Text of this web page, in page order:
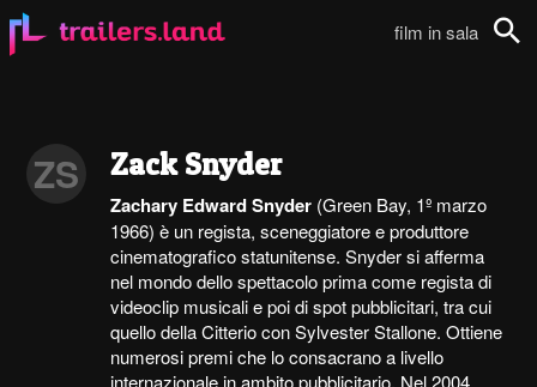
film in sala
ZS Zack Snyder
Zachary Edward Snyder (Green Bay, 1º marzo
1966) è un regista, sceneggiatore e produttore
cinematografico statunitense. Snyder si afferma
nel mondo dello spettacolo prima come regista di
videoclip musicali e poi di spot pubblicitari, tra cui
quello della Citterio con Sylvester Stallone. Ottiene
numerosi premi che lo consacrano a livello
internazionale in ambito pubblicitario. Nel 2004